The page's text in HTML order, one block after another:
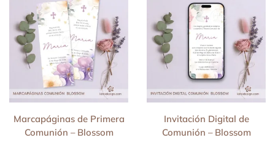
Marcapáginas de Primera
Comunión – Blossom
Invitación Digital de
Comunión – Blossom